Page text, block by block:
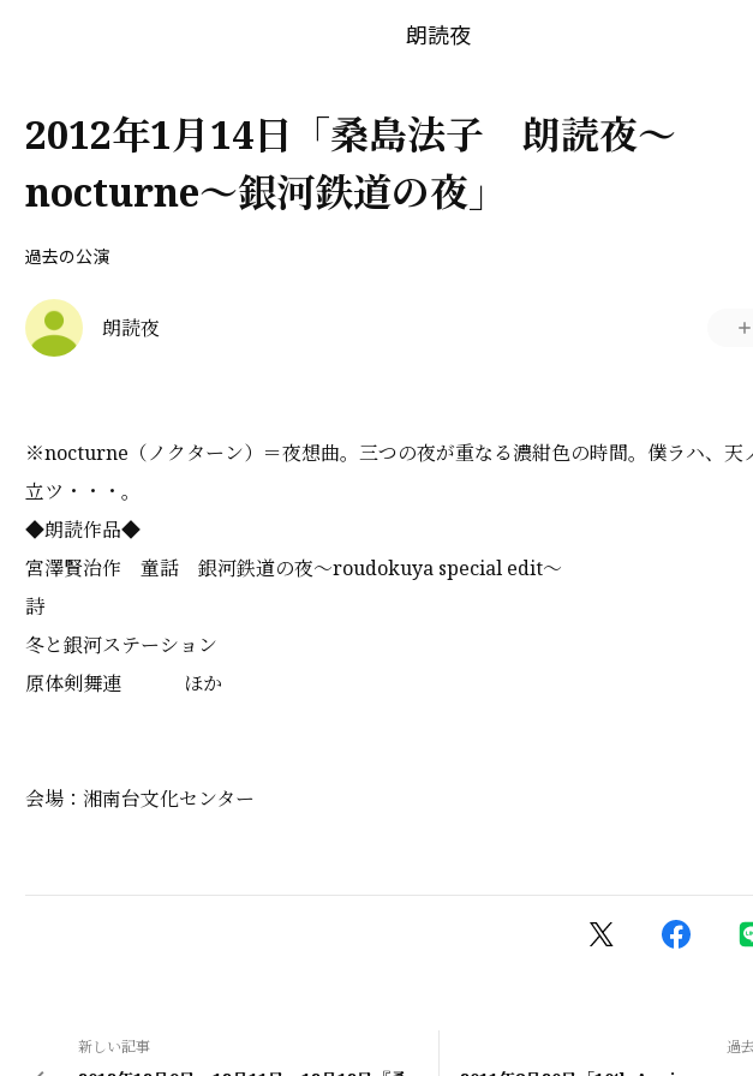
朗読夜
2012年1月14日「桑島法子 朗読夜～
nocturne～銀河鉄道の夜」
過去の公演
朗読夜
※nocturne（ノクターン）＝夜想曲。三つの夜が重なる濃紺色の時間。 僕ラハ、天
立ツ・・・。
◆朗読作品◆
宮澤賢治作 童話 銀河鉄道の夜～roudokuya special edit～
詩
冬と銀河ステーション
原体剣舞連 ほか
会場：湘南台文化センター
新しい記事 過